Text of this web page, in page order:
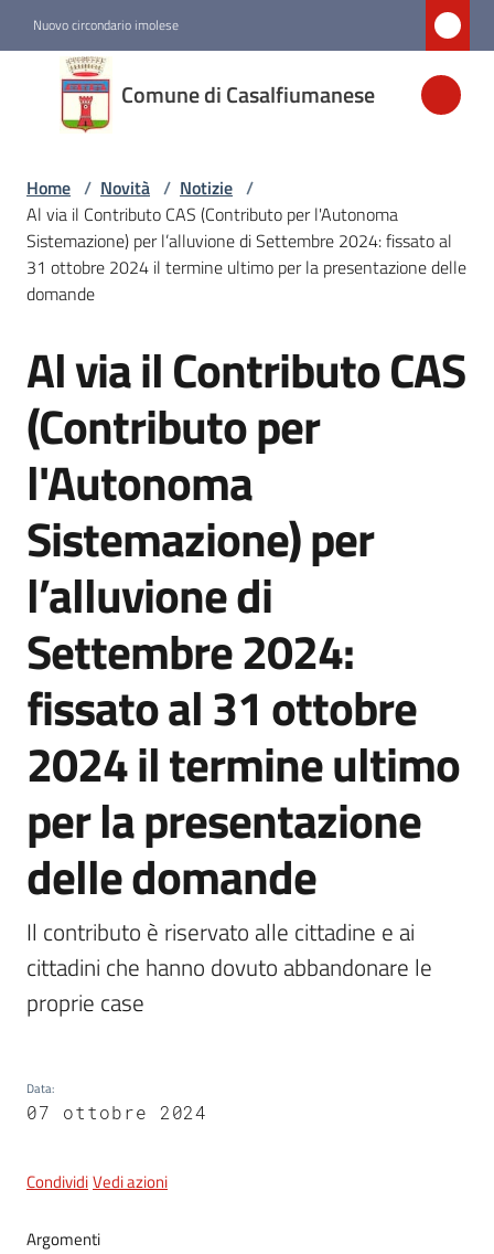
Nuovo circondario imolese
Comune di Casalfiumanese
Comune di
Casalfiumanese
Amministrazione
Novità
Menu selezionato
Servizi
Vivere
Casalfiumanese
5x1000
Servizi
on-
line
Tutti
gli
argomenti
Home / Novità / Notizie /
Al via il Contributo CAS (Contributo per l'Autonoma
Sistemazione) per l’alluvione di Settembre 2024: fissato al
31 ottobre 2024 il termine ultimo per la presentazione delle
domande
Salta al contenuto
Al via il Contributo CAS
(Contributo per
l'Autonoma
Sistemazione) per
l’alluvione di
Settembre 2024:
fissato al 31 ottobre
2024 il termine ultimo
per la presentazione
delle domande
Il contributo è riservato alle cittadine e ai
cittadini che hanno dovuto abbandonare le
proprie case
Data:
07 ottobre 2024
CondividiVedi azioni
Argomenti